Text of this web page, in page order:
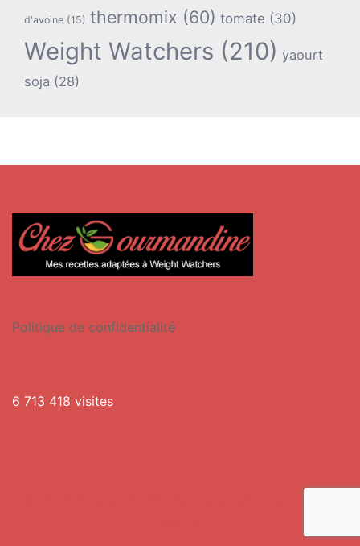
d'avoine (15) thermomix (60) tomate (30)
Weight Watchers (210) yaourt
soja (28)
Politique de confidentialité
6 713 418 visites